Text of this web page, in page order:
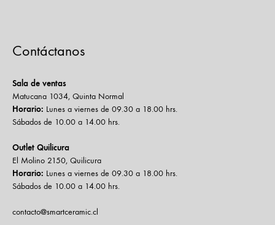
Contáctanos
Sala de ventas
Matucana 1034, Quinta Normal
Horario: Lunes a viernes de 09.30 a 18.00 hrs.
Sábados de 10.00 a 14.00 hrs.
Outlet Quilicura
El Molino 2150, Quilicura
Horario: Lunes a viernes de 09.30 a 18.00 hrs.
Sábados de 10.00 a 14.00 hrs.
contacto@smartceramic.cl